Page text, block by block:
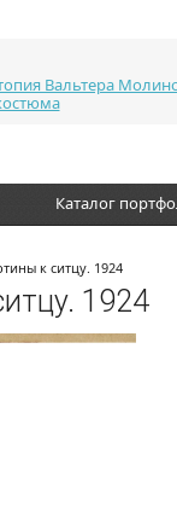
Вальтера
Каталог
к ситцу. 1924
1924